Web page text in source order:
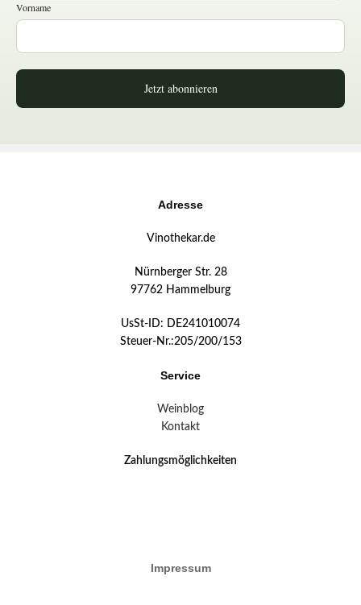
Vorname
Jetzt abonnieren
Adresse
Vinothekar.de
Nürnberger Str. 28
97762 Hammelburg
UsSt-ID: DE241010074
Steuer-Nr.:205/200/153
Service
Weinblog
Kontakt
Zahlungsmöglichkeiten
Impressum